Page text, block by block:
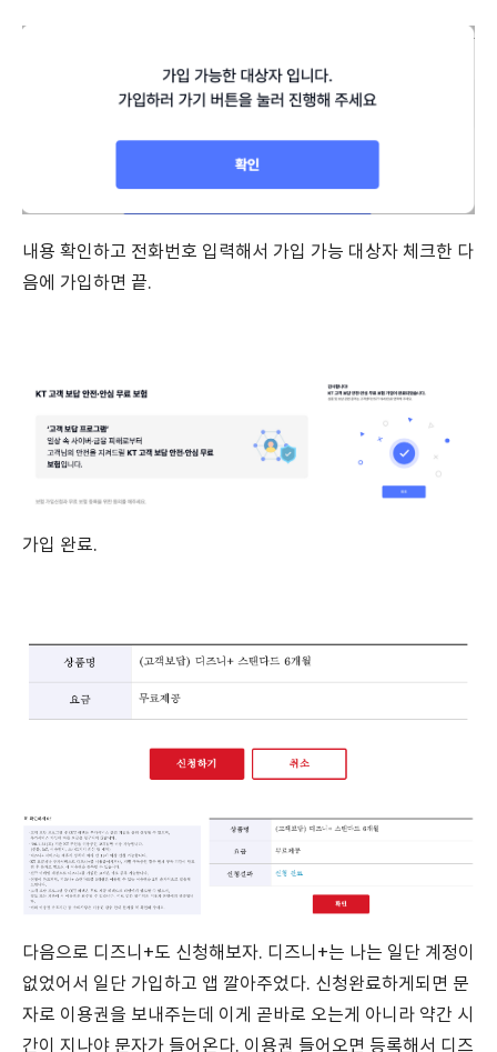
내용 확인하고 전화번호 입력해서 가입 가능 대상자 체크한 다
음에 가입하면 끝.
가입 완료.
다음으로 디즈니+도 신청해보자. 디즈니+는 나는 일단 계정이
없었어서 일단 가입하고 앱 깔아주었다. 신청완료하게되면 문
자로 이용권을 보내주는데 이게 곧바로 오는게 아니라 약간 시
간이 지나야 문자가 들어온다. 이용권 들어오면 등록해서 디즈